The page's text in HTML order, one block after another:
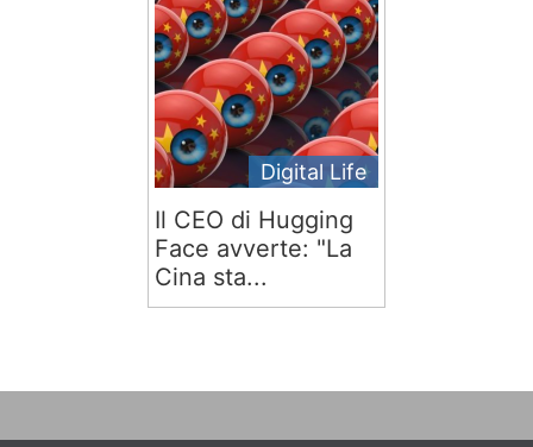
Digital Life
Il CEO di Hugging
Face avverte: "La
Cina sta...